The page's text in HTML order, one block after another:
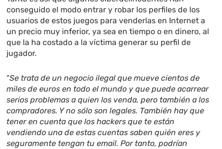
conseguido el modo entrar y robar los perfiles de los
usuarios de estos juegos para venderlas en Internet a
un precio muy inferior, ya sea en tiempo o en dinero, al
que la ha costado a la víctima generar su perfil de
jugador.
“Se trata de un negocio ilegal que mueve cientos de
miles de euros en todo el mundo y que puede acarrear
serios problemas a quien los venda, pero también a los
compradores. Y no sólo son legales. También hay que
tener en cuenta que los hackers que te están
vendiendo una de estas cuentas saben quién eres y
seguramente tengan tu email. Por tanto, podrían